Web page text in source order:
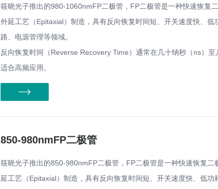
筱晓光子推出的980-1060nmFP二极管，FP二极管是一种快速恢复
外延工艺（Epitaxial）制造，具有反向恢复时间短、开关速度快、
路、电源管理等领域。
反向恢复时间（Reverse Recovery Time）通常在几十纳秒（ns）至
适合高频应用。
850-980nmFP二极管
筱晓光子推出的850-980nmFP二极管，FP二极管是一种快速恢复
延工艺（Epitaxial）制造，具有反向恢复时间短、开关速度快、低功